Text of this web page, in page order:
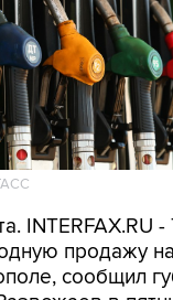
INTERFAX.RU
продажу
сообщил